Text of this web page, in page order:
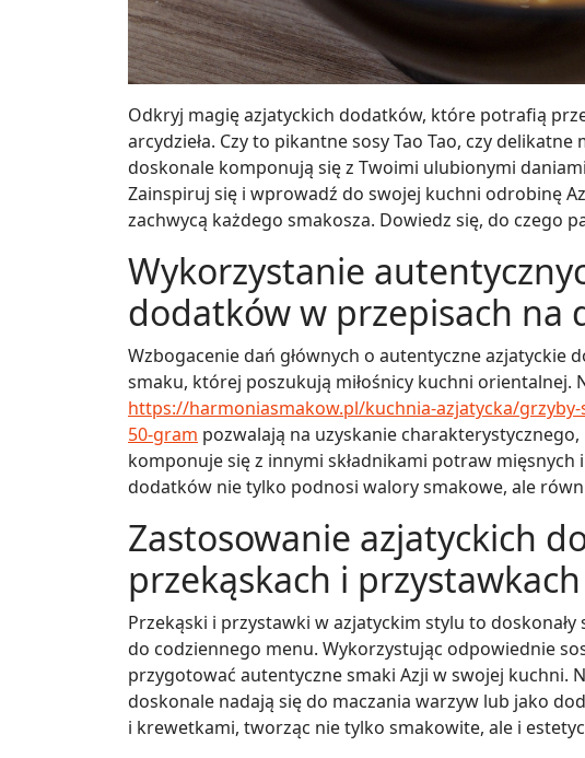
Odkryj magię azjatyckich dodatków, które potrafią
arcydzieła. Czy to pikantne sosy Tao Tao, czy
doskonale komponują się z Twoimi ulubionymi
Zainspiruj się i wprowadź do swojej kuchni odrobinę
zachwycą każdego smakosza. Dowiedz się, do czego
Wykorzystanie
dodatków w przepisach na
Wzbogacenie dań głównych o autentyczne azjatyckie
smaku, której poszukują miłośnicy kuchni orientalnej.
https://harmoniasmakow.pl/kuchnia-azjatycka/
50-gram pozwalają na uzyskanie
komponuje się z innymi składnikami potraw mięsnych
dodatków nie tylko podnosi walory smakowe, ale
Zastosowanie azjatyckich
przekąskach i przystawkach
Przekąski i przystawki w azjatyckim stylu to
do codziennego menu. Wykorzystując odpowiednie
przygotować autentyczne smaki Azji w swojej kuchni.
doskonale nadają się do maczania warzyw lub jako
i krewetkami, tworząc nie tylko smakowite, ale i